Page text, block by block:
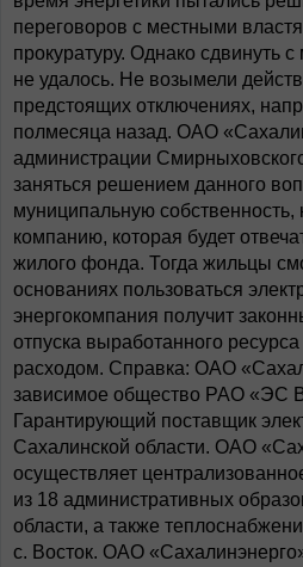
переговоров с местными
прокуратуру. Однако сдвинуть с
не удалось. Не возымели
предстоящих отключениях,
полмесяца назад. ОАО
администрации
заняться решением данного
муниципальную
компанию, которая будет
жилого фонда. Тогда жильцы
основаниях пользоваться
энергокомпания получит
отпуска выработанного
расходом. Справка: ОАО
зависимое общество РАО «ЭС
Гарантирующий поставщик
Сахалинской области. ОАО
осуществляет
из 18 административных
области, а также
с. Восток. ОАО